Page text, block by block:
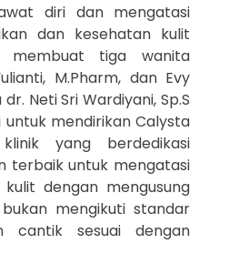
diri dan mengatasi
dan kesehatan kulit
membuat tiga wanita
M.Pharm, dan Evy
Neti Sri Wardiyani, Sp.S
mendirikan Calysta
yang berdedikasi
terbaik untuk mengatasi
dengan mengusung
mengikuti standar
cantik sesuai dengan